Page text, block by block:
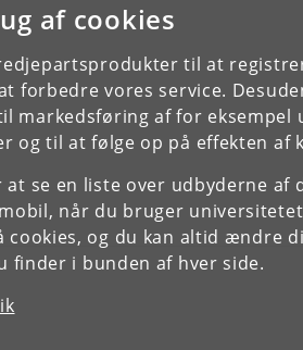
af cookies
til at
forbedre vores service.
markedsføring af for eksempel
og til at følge op på effekten af
at se en liste over udbyderne af
når du bruger
cookies, og du kan altid ændre
finder i bunden af hver side.